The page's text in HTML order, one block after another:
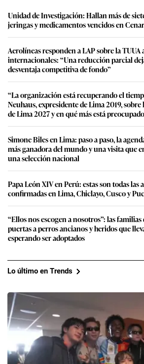
Unidad de Investigación: Hallan más de
jeringas y medicamentos vencidos en
Aerolíneas responden a LAP sobre la TUUA
internacionales: “Una reducción parcial
desventaja competitiva de fondo”
“La organización está recuperando el
Neuhaus, expresidente de Lima 2019,
de Lima 2027 y en qué más está
Simone Biles en Lima: paso a paso, la
más ganadora del mundo y una visita que
una selección nacional
Papa León XIV en Perú: estas son todas las
confirmadas en Lima, Chiclayo, Cusco y
“Ellos nos escogen a nosotros”: las
puertas a perros ancianos y heridos que
esperando ser adoptados
Lo último en Trends